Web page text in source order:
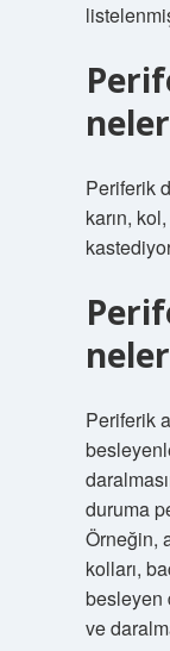
Periferik
karın,
Periferik
duruma
Örneğin,
kolları,
besleyen
ve